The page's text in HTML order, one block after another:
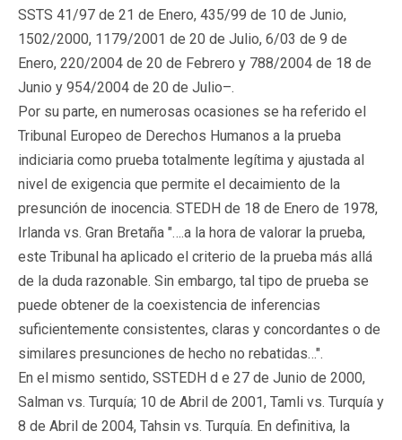
SSTS 41/97 de 21 de Enero, 435/99 de 10 de Junio,
1502/2000, 1179/2001 de 20 de Julio, 6/03 de 9 de
Enero, 220/2004 de 20 de Febrero y 788/2004 de 18 de
Junio y 954/2004 de 20 de Julio–.
Por su parte, en numerosas ocasiones se ha referido el
Tribunal Europeo de Derechos Humanos a la prueba
indiciaria como prueba totalmente legítima y ajustada al
nivel de exigencia que permite el decaimiento de la
presunción de inocencia. STEDH de 18 de Enero de 1978,
Irlanda vs. Gran Bretaña "….a la hora de valorar la prueba,
este Tribunal ha aplicado el criterio de la prueba más allá
de la duda razonable. Sin embargo, tal tipo de prueba se
puede obtener de la coexistencia de inferencias
suficientemente consistentes, claras y concordantes o de
similares presunciones de hecho no rebatidas…".
En el mismo sentido, SSTEDH d e 27 de Junio de 2000,
Salman vs. Turquía; 10 de Abril de 2001, Tamli vs. Turquía y
8 de Abril de 2004, Tahsin vs. Turquía. En definitiva, la